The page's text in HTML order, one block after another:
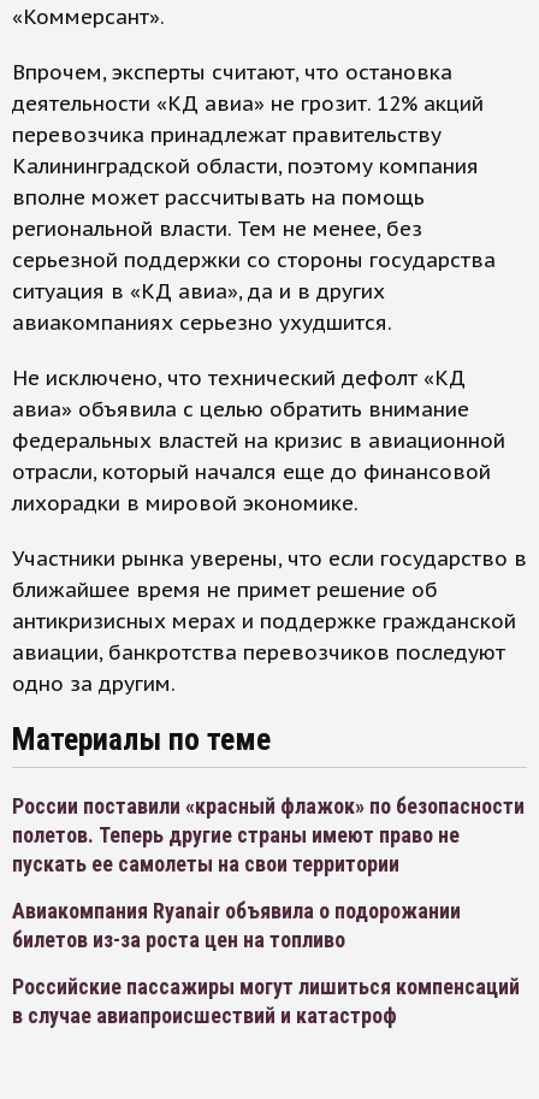
«Коммерсант».
Впрочем, эксперты считают, что остановка
деятельности «КД авиа» не грозит. 12% акций
перевозчика принадлежат правительству
Калининградской области, поэтому компания
вполне может рассчитывать на помощь
региональной власти. Тем не менее, без
серьезной поддержки со стороны государства
ситуация в «КД авиа», да и в других
авиакомпаниях серьезно ухудшится.
Не исключено, что технический дефолт «КД
авиа» объявила с целью обратить внимание
федеральных властей на кризис в авиационной
отрасли, который начался еще до финансовой
лихорадки в мировой экономике.
Участники рынка уверены, что если государство в
ближайшее время не примет решение об
антикризисных мерах и поддержке гражданской
авиации, банкротства перевозчиков последуют
одно за другим.
Материалы по теме
России поставили «красный флажок» по безопасности
полетов. Теперь другие страны имеют право не
пускать ее самолеты на свои территории
Авиакомпания Ryanair объявила о подорожании
билетов из-за роста цен на топливо
Российские пассажиры могут лишиться компенсаций
в случае авиапроисшествий и катастроф